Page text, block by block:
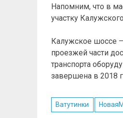
Напомним, что в
участку
Калужское шоссе
проезжей части
транспорта
завершена в 2018
Ватутинки